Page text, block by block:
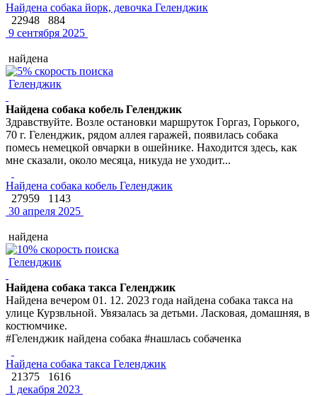
Найдена собака йорк, девочка Геленджик
22948
884
9 сентября 2025
найдена
Геленджик
Найдена собака кобель Геленджик
Здравствуйте. Возле остановки маршруток Горгаз, Горького,
70 г. Геленджик, рядом аллея гаражей, появилась собака
помесь немецкой овчарки в ошейнике. Находится здесь, как
мне сказали, около месяца, никуда не уходит...
Найдена собака кобель Геленджик
27959
1143
30 апреля 2025
найдена
Геленджик
Найдена собака такса Геленджик
Найдена вечером 01. 12. 2023 года найдена собака такса на
улице Курзвльной. Увязалась за детьми. Ласковая, домашняя, в
костюмчике.
#Геленджик найдена собака #нашлась собаченка
Найдена собака такса Геленджик
21375
1616
1 декабря 2023